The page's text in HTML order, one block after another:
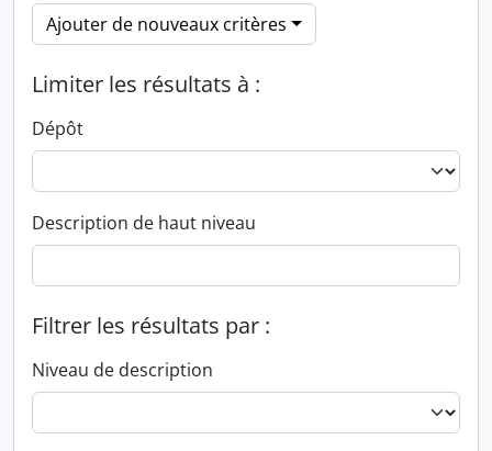
Ajouter de nouveaux critères
Limiter les résultats à :
Dépôt
Description de haut niveau
Filtrer les résultats par :
Niveau de description